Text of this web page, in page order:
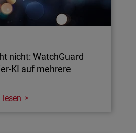
nicht: WatchGuard
KI auf mehrere